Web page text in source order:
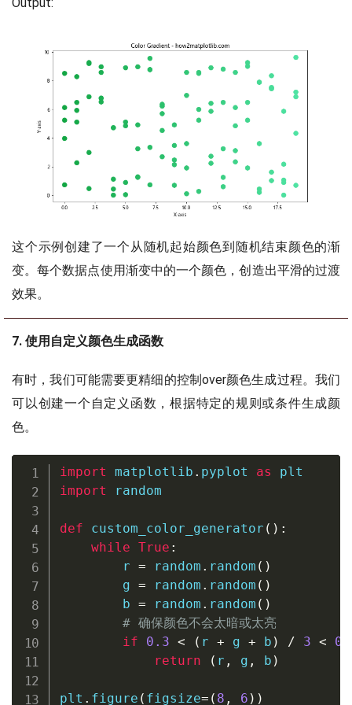
这个示例创建了一个从随机起始颜色到随机结束颜色的渐
变。每个数据点使用渐变中的一个颜色，创造出平滑的过渡
效果。
7. 使用自定义颜色生成函数
有时，我们可能需要更精细的控制over颜色生成过程。我们
可以创建一个自定义函数，根据特定的规则或条件生成颜
色。
import matplotlib . pyplot as
import random
def custom_color_generator ( ) :
while True :
        r
= random . random ( )
        g
= random . random ( )
        b
= random . random ( )
# 确保颜色不会太暗或太亮
if
0.3 < ( r + g + b ) / 3 <
return
( r , g , b )
plt . figure ( figsize= ( 8 , 6 ) )